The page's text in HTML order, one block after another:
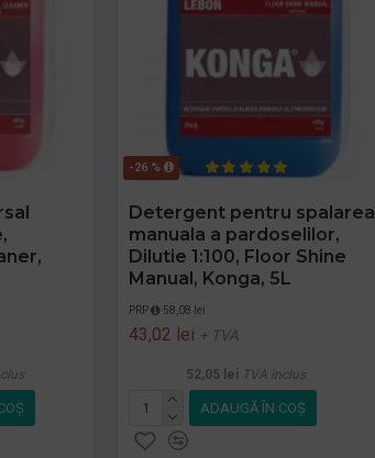
-26 %
Detergent pentru spalarea
manuala a pardoselilor,
Dilutie 1:100, Floor Shine
Manual, Konga, 5L
PRP 58,08 lei
43,02 lei + TVA
52,05 lei TVA inclus
ADAUGĂ ÎN COŞ